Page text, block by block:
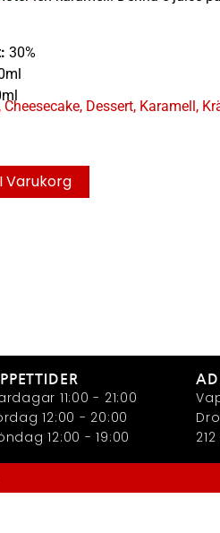
30%
, Cheesecake, Dessert, Karamell ,
Varukorg
11:00 - 21:00
12:00 - 20:00
12:00 - 19:00